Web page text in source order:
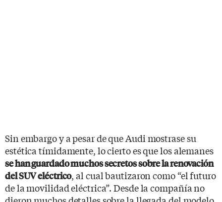
Sin embargo y a pesar de que Audi mostrase su
estética tímidamente, lo cierto es que los alemanes
se han guardado muchos secretos sobre la renovación
del SUV eléctrico, al cual bautizaron como “el futuro
de la movilidad eléctrica”. Desde la compañía no